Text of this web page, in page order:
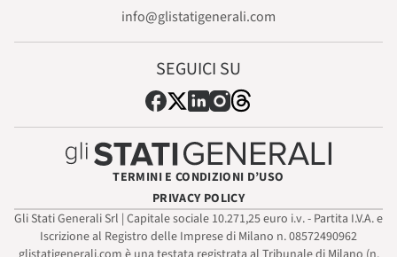
info@glistatigenerali.com
SEGUICI SU
TERMINI E CONDIZIONI D’USO
PRIVACY POLICY
Gli Stati Generali Srl | Capitale sociale 10.271,25 euro i.v. - Partita I.V.A. e
Iscrizione al Registro delle Imprese di Milano n. 08572490962